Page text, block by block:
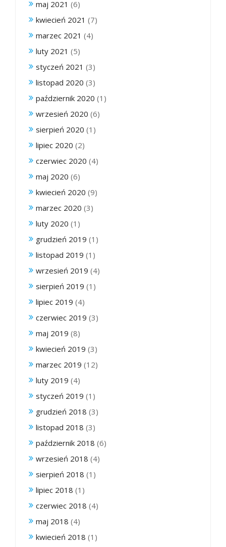
maj 2021 (6)
kwiecień 2021 (7)
marzec 2021 (4)
luty 2021 (5)
styczeń 2021 (3)
listopad 2020 (3)
październik 2020 (1)
wrzesień 2020 (6)
sierpień 2020 (1)
lipiec 2020 (2)
czerwiec 2020 (4)
maj 2020 (6)
kwiecień 2020 (9)
marzec 2020 (3)
luty 2020 (1)
grudzień 2019 (1)
listopad 2019 (1)
wrzesień 2019 (4)
sierpień 2019 (1)
lipiec 2019 (4)
czerwiec 2019 (3)
maj 2019 (8)
kwiecień 2019 (3)
marzec 2019 (12)
luty 2019 (4)
styczeń 2019 (1)
grudzień 2018 (3)
listopad 2018 (3)
październik 2018 (6)
wrzesień 2018 (4)
sierpień 2018 (1)
lipiec 2018 (1)
czerwiec 2018 (4)
maj 2018 (4)
kwiecień 2018 (1)